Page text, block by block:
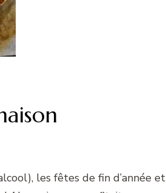
les fêtes de fin d’année et